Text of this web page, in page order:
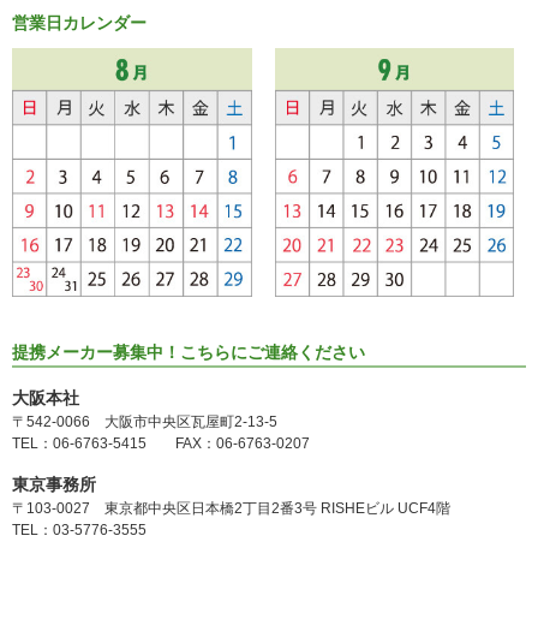
営業日カレンダー
提携メーカー募集中！こちらにご連絡ください
大阪本社
〒542-0066 大阪市中央区瓦屋町2-13-5
TEL：06-6763-5415 FAX：06-6763-0207
東京事務所
〒103-0027 東京都中央区日本橋2丁目2番3号 RISHEビル UCF4階
TEL：03-5776-3555